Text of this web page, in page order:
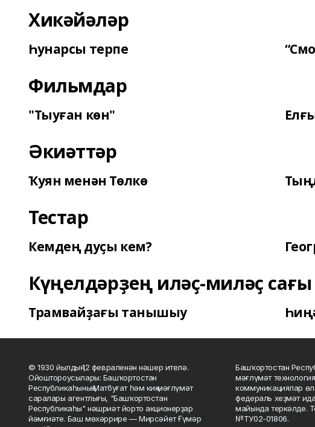
Хикәйәләр
Һунарсы терпе
Фильмдар
"Тыуған көн"
Әкиәттәр
Ҡуян менән Төлкө
Тестар
Кемдең дуҫы кем?
Күңелдәрҙең иләҫ-миләҫ сағы
Трамвайҙағы танышыу
© 1930 йылдың 12 февраленән нәшер ителә.
Ойоштороусылары: Башҡортостан
Республикаһының Матбуғат һәм киң мәғлүмәт
саралары агентлығы, "Башҡортостан
Республикаһы" нәшриәт йорто акционерҙар
йәмғиәте. Баш мөхәррире — Мирсәйет Ғүмәр
Башҡортостан
мәғлүмәт
коммуникациялар
федераль хеҙмәт
майында теркәлде.
№ТУ02-01806.